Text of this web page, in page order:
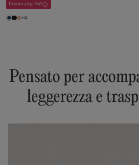
Promo slip 4+2
+4
Pensato per
leggerezza e